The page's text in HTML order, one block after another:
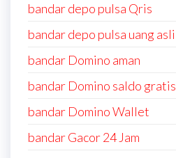
bandar depo pulsa Qris
bandar depo pulsa uang asli
bandar Domino aman
bandar Domino saldo gratis
bandar Domino Wallet
bandar Gacor 24 Jam